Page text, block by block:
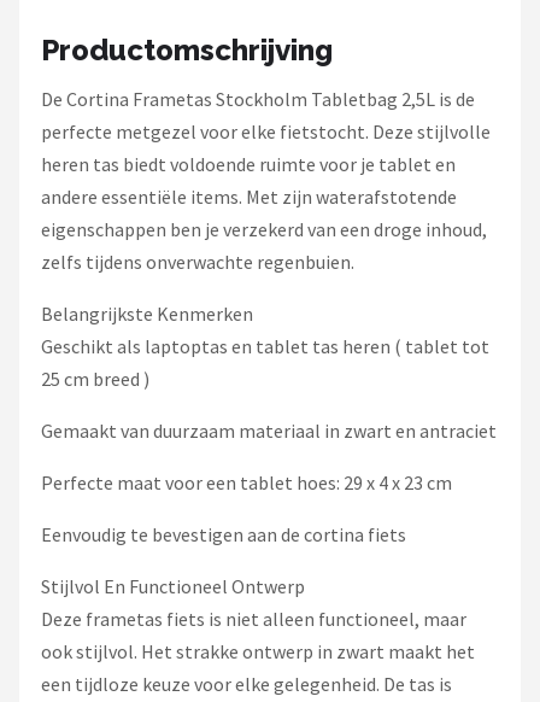
Schwalbe
Voltano
Shimano
Cortina
Alle merken →
Productomschrijving
De Cortina Frametas Stockholm Tabletbag 2,5L is de
perfecte metgezel voor elke fietstocht. Deze stijlvolle
heren tas biedt voldoende ruimte voor je tablet en
andere essentiële items. Met zijn waterafstotende
eigenschappen ben je verzekerd van een droge inhoud,
zelfs tijdens onverwachte regenbuien.
Belangrijkste Kenmerken
Geschikt als laptoptas en tablet tas heren ( tablet tot
25 cm breed )
Gemaakt van duurzaam materiaal in zwart en antraciet
Perfecte maat voor een tablet hoes: 29 x 4 x 23 cm
Eenvoudig te bevestigen aan de cortina fiets
Stijlvol En Functioneel Ontwerp
Deze frametas fiets is niet alleen functioneel, maar
ook stijlvol. Het strakke ontwerp in zwart maakt het
een tijdloze keuze voor elke gelegenheid. De tas is